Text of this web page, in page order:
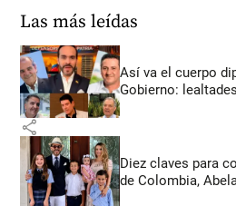
Las más leídas
Así va el cuerpo
Gobierno:
share
Diez claves para
de Colombia,